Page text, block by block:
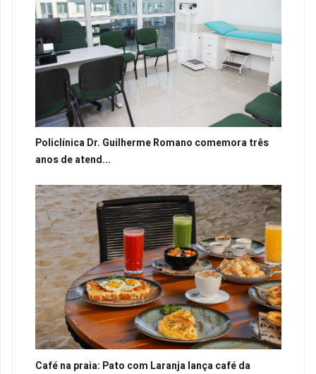
Policlínica Dr. Guilherme Romano comemora três
anos de atend...
Café na praia: Pato com Laranja lança café da